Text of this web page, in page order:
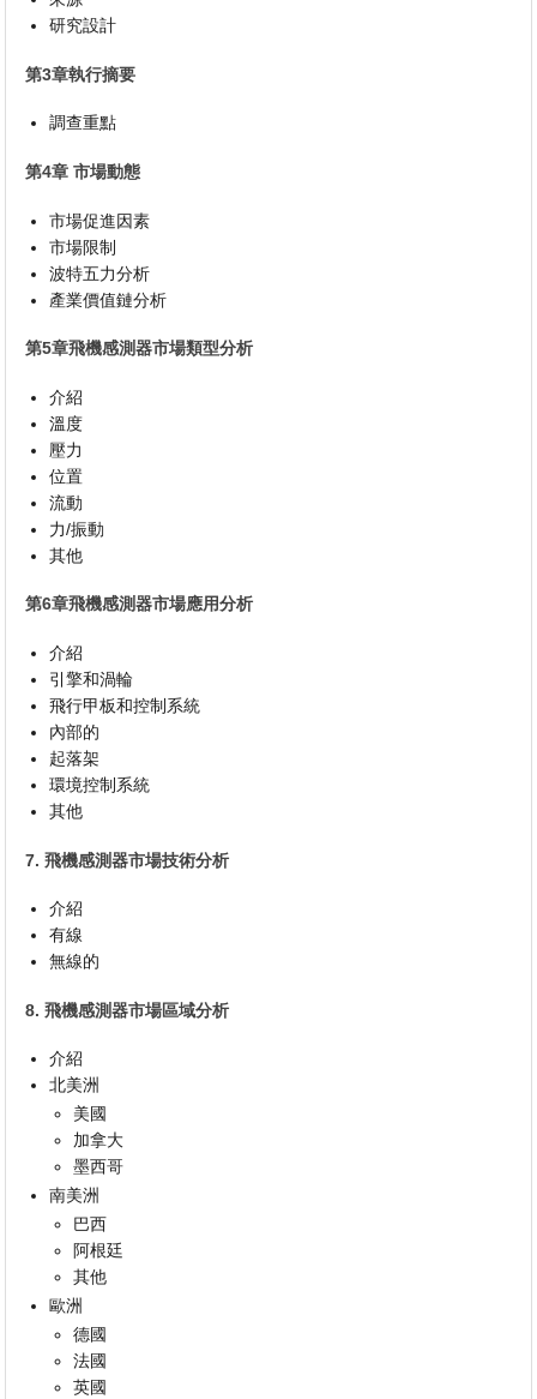
研究設計
第3章執行摘要
調查重點
第4章 市場動態
市場促進因素
市場限制
波特五力分析
產業價值鏈分析
第5章飛機感測器市場類型分析
介紹
溫度
壓力
位置
流動
力/振動
其他
第6章飛機感測器市場應用分析
介紹
引擎和渦輪
飛行甲板和控制系統
內部的
起落架
環境控制系統
其他
7. 飛機感測器市場技術分析
介紹
有線
無線的
8. 飛機感測器市場區域分析
介紹
北美洲
美國
加拿大
墨西哥
南美洲
巴西
阿根廷
其他
歐洲
德國
法國
英國